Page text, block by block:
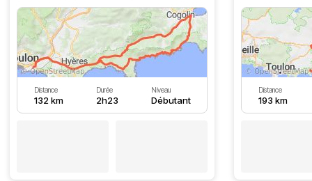
Distance
132 km
Durée
2h23
Niveau
Débutant
Distance
193 km